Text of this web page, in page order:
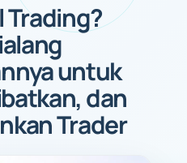
Trading?
untuk
dan
Trader